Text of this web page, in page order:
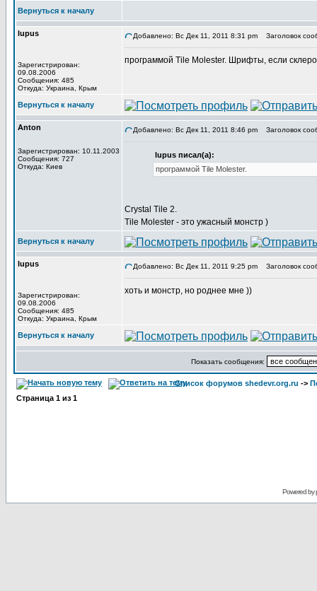
Вернуться к началу
lupus
Зарегистрирован:
09.08.2006
Сообщения: 485
Откуда: Украина, Крым
Добавлено: Вс Дек 11, 2011 8:31 pm Заголовок
программой Tile Molester. Шрифты, если
Вернуться к началу
Anton
Зарегистрирован: 10.11.2003
Сообщения: 727
Откуда: Киев
Добавлено: Вс Дек 11, 2011 8:46 pm Заголовок
lupus писал(а):
программой Tile Molester.
Crystal Tile 2.
Tile Molester - это ужасный монстр )
Вернуться к началу
lupus
Зарегистрирован:
09.08.2006
Сообщения: 485
Откуда: Украина, Крым
Добавлено: Вс Дек 11, 2011 9:25 pm Заголовок
хоть и монстр, но роднее мне ))
Вернуться к началу
Показать сообщения:
Список форумов shedevr.org.ru ->
Страница 1 из 1
Powered by